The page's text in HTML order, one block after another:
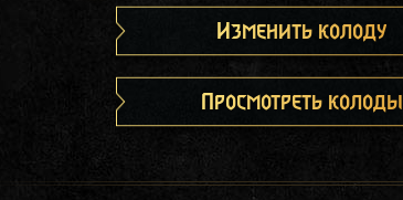
Изменить колоду
Просмотреть колоды